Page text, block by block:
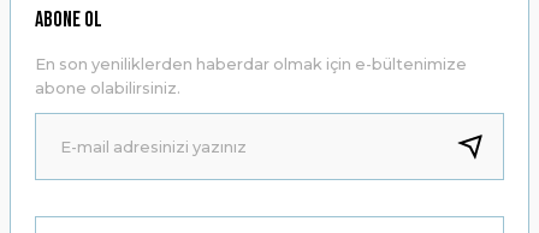
ABONE OL
En son yeniliklerden haberdar olmak için e-bültenimize
abone olabilirsiniz.